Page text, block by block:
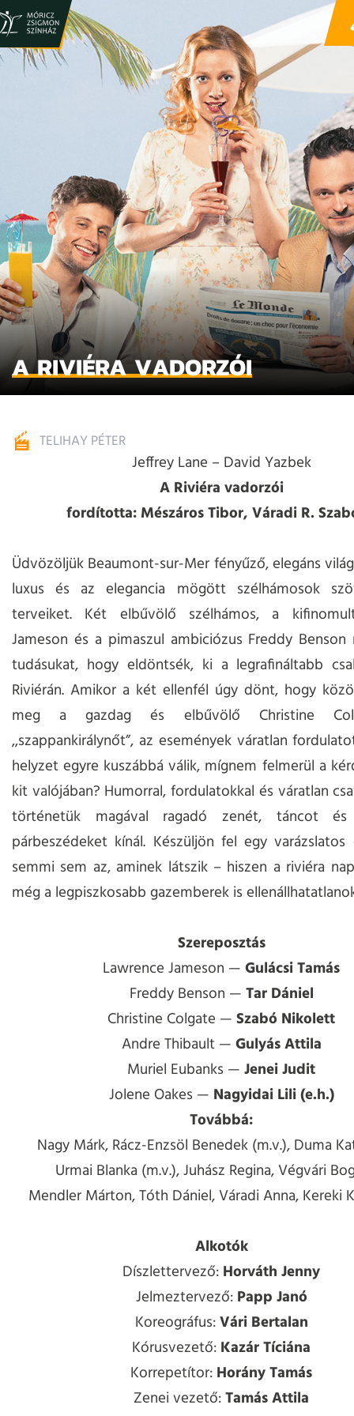
A RIVIÉRA VADORZÓI
TELIHAY PÉTER
Jeffrey Lane – David Yazbek
A Riviéra vadorzói
fordította: Mészáros Tibor, Váradi R.
Üdvözöljük Beaumont-sur-Mer fényűző, elegáns
luxus és az elegancia mögött szélhámosok
terveiket. Két elbűvölő szélhámos, a
Jameson és a pimaszul ambiciózus Freddy
tudásukat, hogy eldöntsék, ki a legrafináltabb
Riviérán. Amikor a két ellenfél úgy dönt, hogy
meg a gazdag és elbűvölő Christine
,,szappankirálynőt”, az események váratlan
helyzet egyre kuszábbá válik, mígnem felmerül a
kit valójában? Humorral, fordulatokkal és váratlan
történetük magával ragadó zenét, táncot és
párbeszédeket kínál. Készüljön fel egy
semmi sem az, aminek látszik – hiszen a riviéra
még a legpiszkosabb gazemberek is
Szereposztás
Lawrence Jameson —Gulácsi Tamás
Freddy Benson —Tar Dániel
Christine Colgate —Szabó Nikolett
Andre Thibault —Gulyás Attila
Muriel Eubanks —Jenei Judit
Jolene Oakes — Nagyidai Lili (e.h.)
Továbbá:
Nagy Márk, Rácz-Enzsöl Benedek (m.v.), Duma
Urmai Blanka (m.v.), Juhász Regina, Végvári
Mendler Márton, Tóth Dániel, Váradi Anna, Kereki
Alkotók
Díszlettervező:Horváth Jenny
Jelmeztervező:Papp Janó
Koreográfus:Vári Bertalan
Kórusvezető:Kazár Tíciána
Korrepetítor:Horány Tamás
Zenei vezető:Tamás Attila